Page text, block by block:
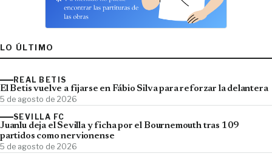
LO ÚLTIMO
REAL BETIS
El Betis vuelve a fijarse en Fábio Silva para reforzar la delantera
5 de agosto de 2026
SEVILLA FC
Juanlu deja el Sevilla y ficha por el Bournemouth tras 109
partidos como nervionense
5 de agosto de 2026